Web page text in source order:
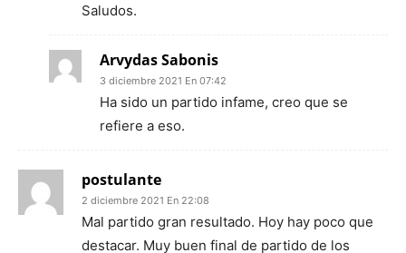
Saludos.
Arvydas Sabonis
3 diciembre 2021 En 07:42
Ha sido un partido infame, creo que se
refiere a eso.
postulante
2 diciembre 2021 En 22:08
Mal partido gran resultado. Hoy hay poco que
destacar. Muy buen final de partido de los